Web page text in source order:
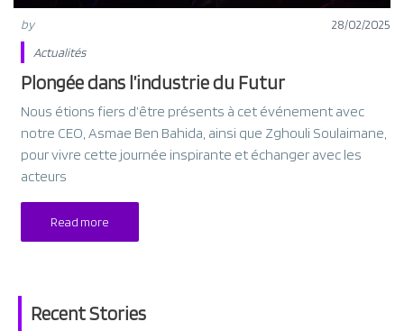
by
28/02/2025
Actualités
Plongée dans l’industrie du Futur
Nous étions fiers d’être présents à cet événement avec
notre CEO, Asmae Ben Bahida, ainsi que Zghouli Soulaimane,
pour vivre cette journée inspirante et échanger avec les
acteurs
Read more
Recent Stories